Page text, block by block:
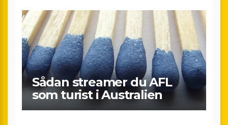
Sådan streamer du AFL
som turist i Australien